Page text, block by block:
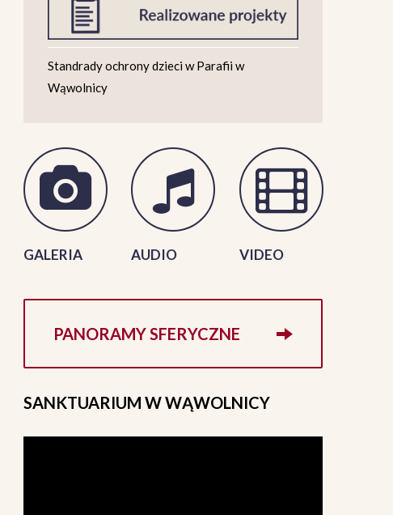
Standrady ochrony dzieci w Parafii w
Wąwolnicy
GALERIA AUDIO VIDEO
PANORAMY SFERYCZNE
SANKTUARIUM W WĄWOLNICY